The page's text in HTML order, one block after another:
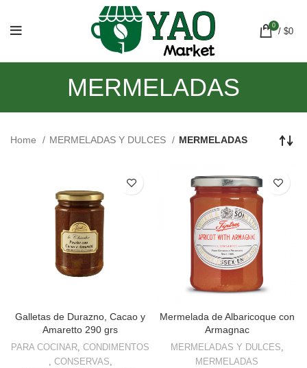
0
/ $0
MERMELADAS
Home MERMELADAS Y DULCES MERMELADAS
Galletas de Durazno, Cacao y
Amaretto 290 grs
PARA COCINAR, CONDIMENTOS
, CONSERVAS,
Mermelada de Albaricoque con
Armagnac
MERMELADAS Y DULCES,
MERMELADAS